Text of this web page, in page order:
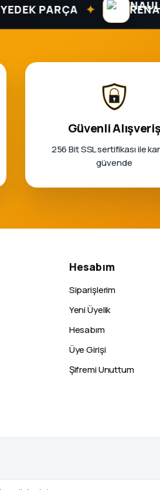
PARÇA ✦ RENAULT
Güvenli
256 Bit SSL sertifikası ile
güvende
Hesabım
Siparişlerim
Yeni Üyelik
Hesabım
Üye Girişi
Şifremi Unuttum